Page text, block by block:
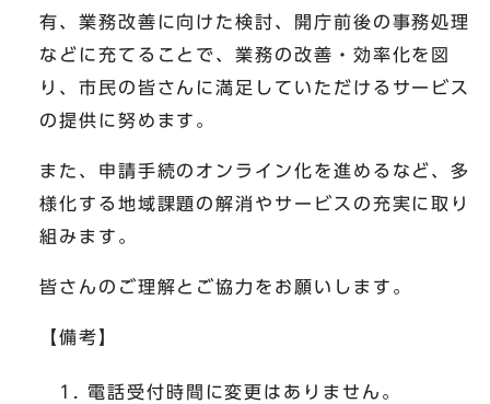
有、業務改善に向けた検討、開庁前後の事務処理
などに充てることで、業務の改善・効率化を図
り、市民の皆さんに満足していただけるサービス
の提供に努めます。
また、申請手続のオンライン化を進めるなど、多
様化する地域課題の解消やサービスの充実に取り
組みます。
皆さんのご理解とご協力をお願いします。
【備考】
電話受付時間に変更はありません。